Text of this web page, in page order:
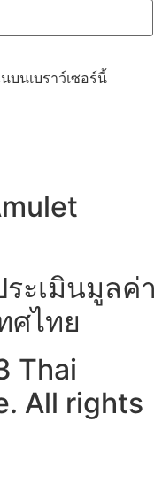
บนเบราว์เซอร์นี้
ะเมินมูลค่า
ศไทย
Thai
All rights